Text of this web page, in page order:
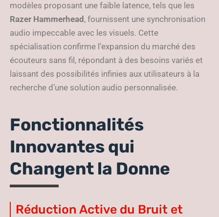
modèles proposant une faible latence, tels que les
Razer Hammerhead , fournissent une synchronisation
audio impeccable avec les visuels. Cette
spécialisation confirme l’expansion du marché des
écouteurs sans fil, répondant à des besoins variés et
laissant des possibilités infinies aux utilisateurs à la
recherche d’une solution audio personnalisée.
Fonctionnalités
Innovantes qui
Changent la Donne
Réduction Active du Bruit et